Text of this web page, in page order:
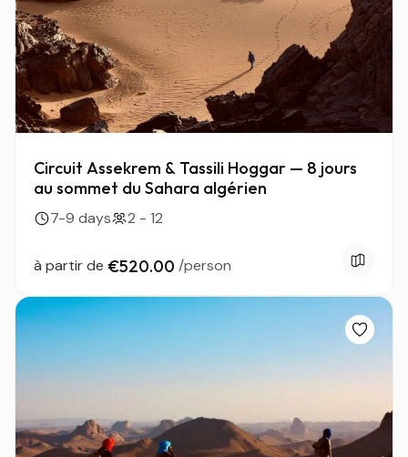
Circuit Assekrem & Tassili Hoggar — 8 jours
au sommet du Sahara algérien
7-9 days 2 - 12
à partir de €520.00 /person